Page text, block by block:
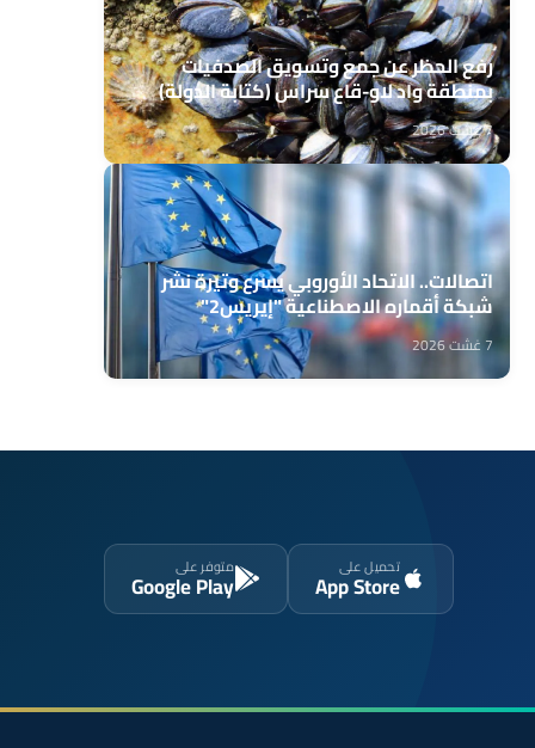
رفع الحظر عن جمع وتسويق الصدفيات
بمنطقة واد لاو-قاع سراس (كتابة الدولة)
7 غشت 2026
اتصالات.. الاتحاد الأوروبي يسرع وتيرة نشر
شبكة أقماره الاصطناعية "إيريس2"
7 غشت 2026
تحميل على
App Store
متوفر على
Google Play